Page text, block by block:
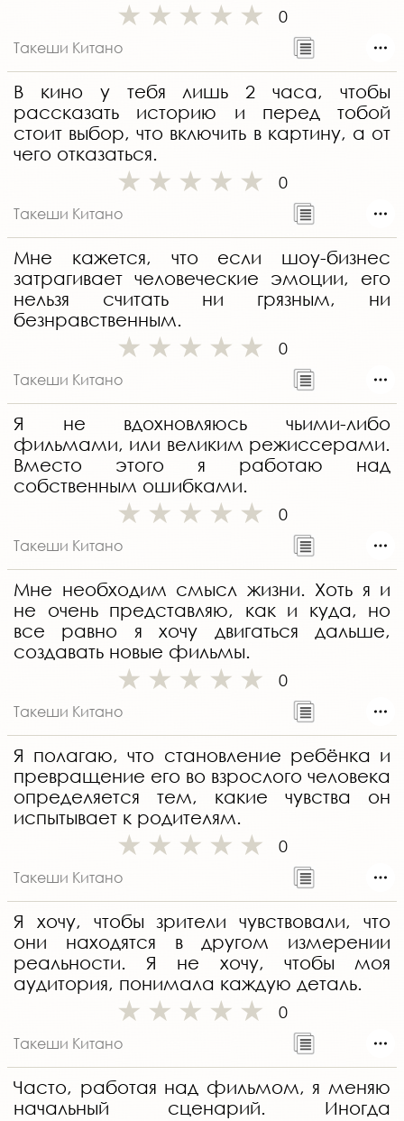
0
Такеши Китано
В кино у тебя лишь 2 часа, чтобы
рассказать историю и перед тобой
стоит выбор, что включить в картину, а от
чего отказаться.
0
Такеши Китано
Мне кажется, что если шоу-бизнес
затрагивает человеческие эмоции, его
нельзя считать ни грязным, ни
безнравственным.
0
Такеши Китано
Я не вдохновляюсь чьими-либо
фильмами, или великим режиссерами.
Вместо этого я работаю над
собственным ошибками.
0
Такеши Китано
Мне необходим смысл жизни. Хоть я и
не очень представляю, как и куда, но
все равно я хочу двигаться дальше,
создавать новые фильмы.
0
Такеши Китано
Я полагаю, что становление ребёнка и
превращение его во взрослого человека
определяется тем, какие чувства он
испытывает к родителям.
0
Такеши Китано
Я хочу, чтобы зрители чувствовали, что
они находятся в другом измерении
реальности. Я не хочу, чтобы моя
аудитория, понимала каждую деталь.
0
Такеши Китано
Часто, работая над фильмом, я меняю
начальный сценарий. Иногда